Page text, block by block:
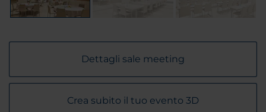
Dettagli sale meeting
Crea subito il tuo evento 3D